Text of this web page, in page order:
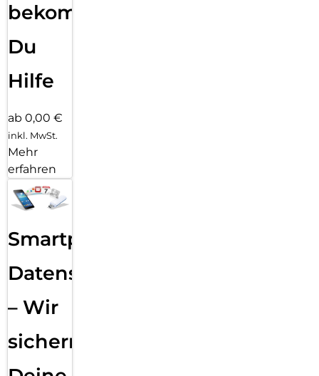
bekommst
Du
Hilfe
ab 0,00 €
inkl. MwSt.
Mehr
erfahren
Smartphone
Datensicherung
– Wir
sichern